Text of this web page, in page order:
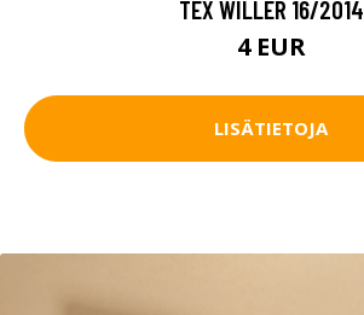
TEX WILLER 16/2014
4 EUR
LISÄTIETOJA